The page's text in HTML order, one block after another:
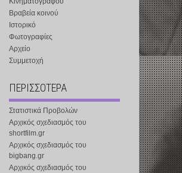
Βραβεία κοινού
Ιστορικό
Φωτογραφίες
Αρχείο
Συμμετοχή
ΠΕΡΙΣΣΟΤΕΡΑ
Στατιστικά Προβολών
Αρχικός σχεδιασμός του
shortfilm.gr
Αρχικός σχεδιασμός του
bigbang.gr
Αρχικός σχεδιασμός του